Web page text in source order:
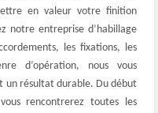
en valeur votre finition
notre entreprise d’habillage
les fixations, les
d’opération, nous vous
un résultat durable. Du début
rencontrerez toutes les